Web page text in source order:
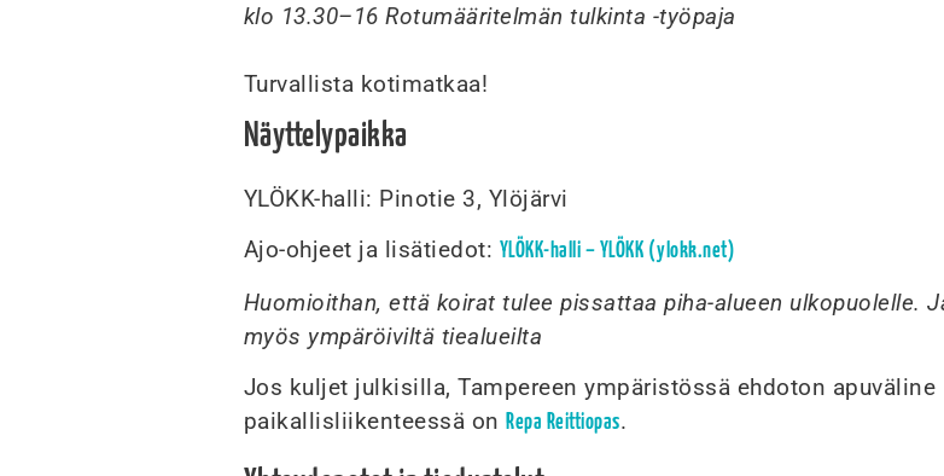
klo 13.30–16 Rotumääritelmän tulkinta -työpaja
Turvallista kotimatkaa!
Näyttelypaikka
YLÖKK-halli: Pinotie 3, Ylöjärvi
Ajo-ohjeet ja lisätiedot: YLÖKK-halli – YLÖKK (ylokk.net)
Huomioithan, että koirat tulee pissattaa piha-alueen ulkopuolelle.
myös ympäröiviltä tiealueilta
Jos kuljet julkisilla, Tampereen ympäristössä ehdoton apuväline
paikallisliikenteessä onRepa Reittiopas.